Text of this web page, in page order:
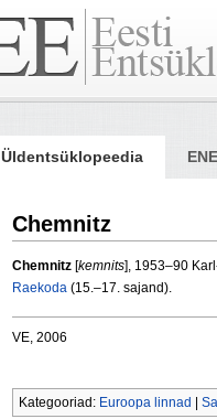
Üldentsüklopeedia ENE
Chemnitz
Chemnitz [kemnits], 1953–90
Raekoda (15.–17. sajand).
VE, 2006
Kategooriad: Euroopa linnad